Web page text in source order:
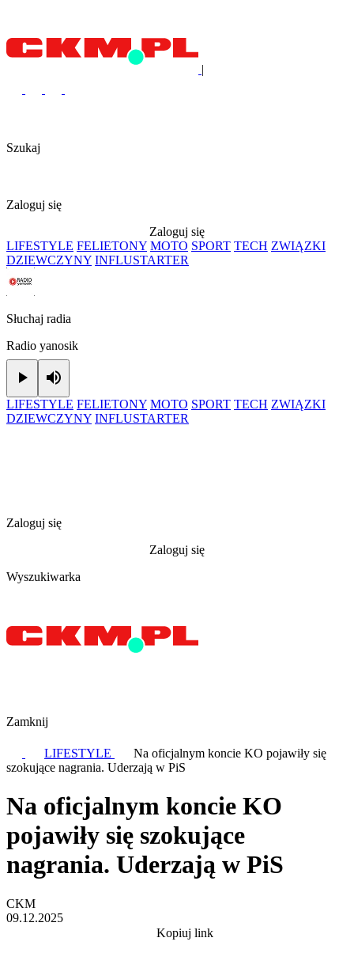
|
Szukaj
Zaloguj się
Zaloguj się
LIFESTYLE FELIETONY MOTO SPORT TECH ZWIĄZKI
DZIEWCZYNY INFLUSTARTER
Słuchaj radia
Radio yanosik
Play
LIFESTYLE FELIETONY MOTO SPORT TECH ZWIĄZKI
DZIEWCZYNY INFLUSTARTER
Zaloguj się
Zaloguj się
Wyszukiwarka
Zamknij
LIFESTYLE
Na oficjalnym koncie KO pojawiły się
szokujące nagrania. Uderzają w PiS
Na oficjalnym koncie KO
pojawiły się szokujące
nagrania. Uderzają w PiS
CKM
09.12.2025
Kopiuj link